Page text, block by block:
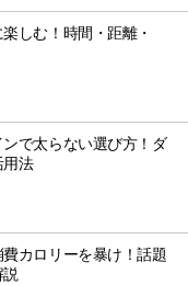
しむ！時間・距離・
ンで太らない選び方！ダ
用法
費カロリーを暴け！話題
説